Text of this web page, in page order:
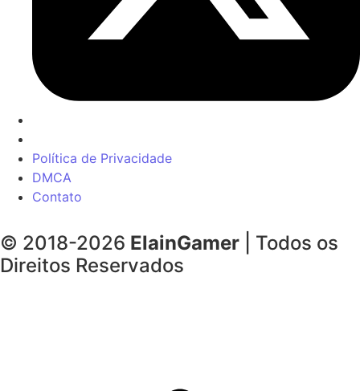
Política de Privacidade
DMCA
Contato
© 2018-2026 ElainGamer | Todos os
Direitos Reservados